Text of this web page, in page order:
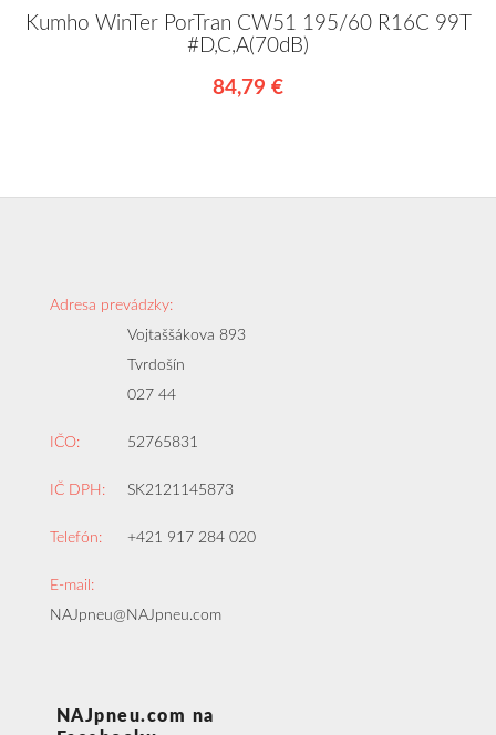
Kumho WinTer PorTran CW51 195/60 R16C 99T
#D,C,A(70dB)
84,79 €
Adresa prevádzky:
Vojtaššákova 893
Tvrdošín
027 44
IČO: 52765831
IČ DPH: SK2121145873
Telefón: +421 917 284 020
E-mail:
NAJpneu@NAJpneu.com
NAJpneu.com na